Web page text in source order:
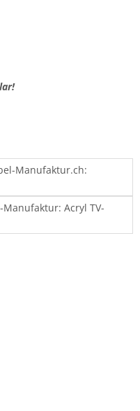
Manufaktur.ch:
Acryl TV-